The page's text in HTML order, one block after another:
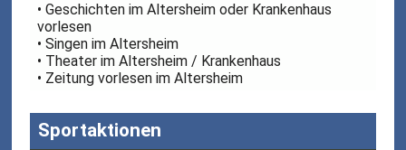
• Geschichten im Altersheim oder Krankenhaus
vorlesen
• Singen im Altersheim
• Theater im Altersheim / Krankenhaus
• Zeitung vorlesen im Altersheim
Sportaktionen